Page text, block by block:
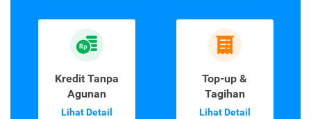
Kredit Tanpa
Agunan
Lihat Detail
Top-up &
Tagihan
Lihat Detail